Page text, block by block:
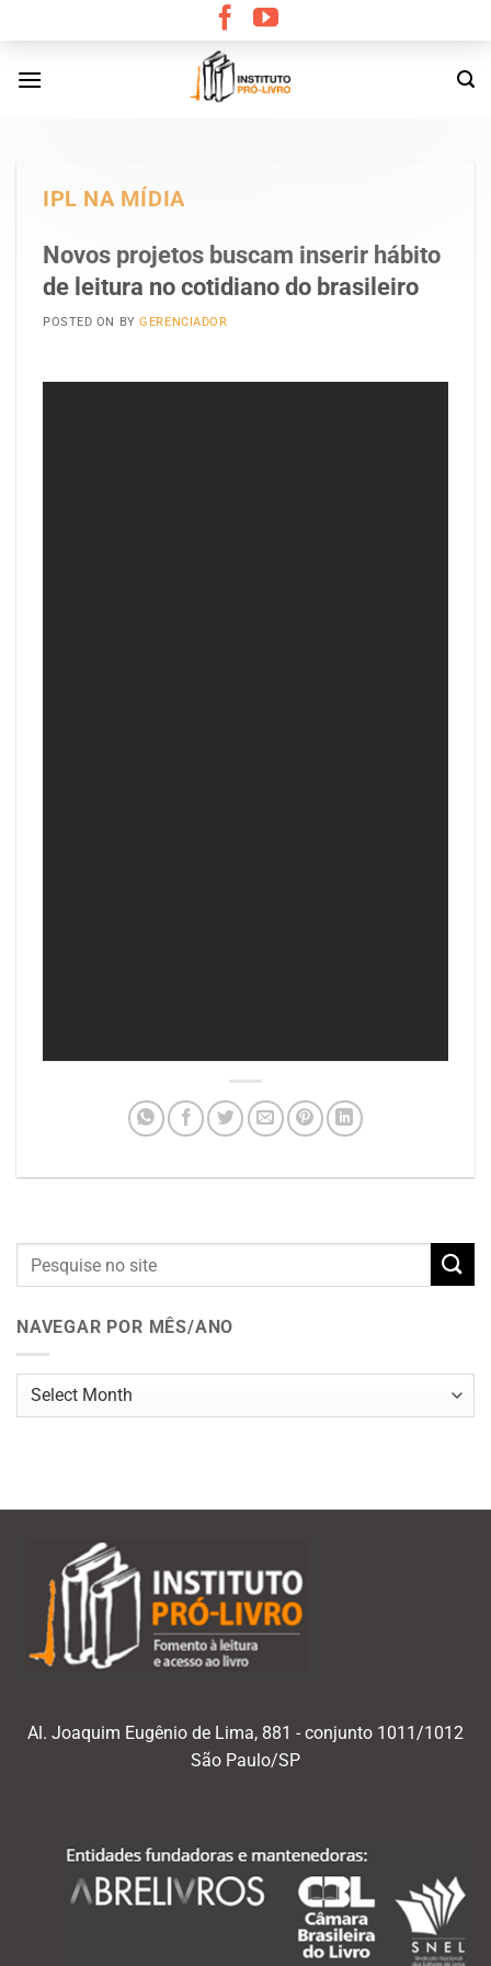
content
IPL NA MÍDIA
Novos projetos buscam inserir hábito
de leitura no cotidiano do brasileiro
POSTED ON BYGERENCIADOR
NAVEGAR POR MÊS/ANO
Navegar
Al. Joaquim Eugênio de Lima, 881 - conjunto 1011/1012
São Paulo/SP